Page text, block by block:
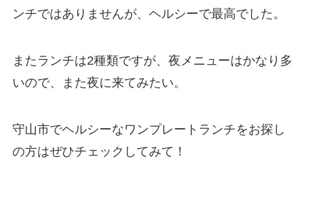
ンチではありませんが、ヘルシーで最高でした。
またランチは2種類ですが、夜メニューはかなり多
いので、また夜に来てみたい。
守山市でヘルシーなワンプレートランチをお探し
の方はぜひチェックしてみて！